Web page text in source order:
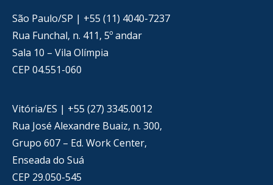
São Paulo/SP | +55 (11) 4040-7237
Rua Funchal, n. 411, 5º andar
Sala 10 – Vila Olímpia
CEP 04.551-060
Vitória/ES | +55 (27) 3345.0012
Rua José Alexandre Buaiz, n. 300,
Grupo 607 – Ed. Work Center,
Enseada do Suá
CEP 29.050-545